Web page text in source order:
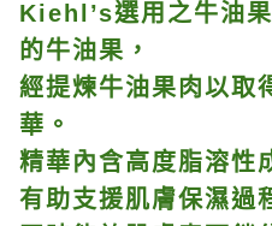
Kiehl’s選用之牛油
的牛油果，
經提煉牛油果肉以取
華。
精華內含高度脂溶性
有助支援肌膚保濕過